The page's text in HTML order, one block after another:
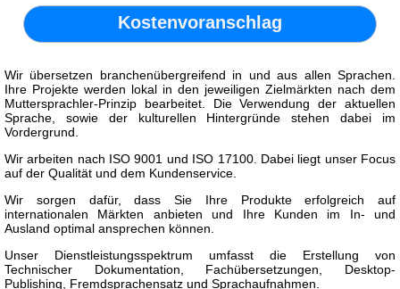
Kostenvoranschlag
Wir übersetzen branchenübergreifend in und aus allen Sprachen.
Ihre Projekte werden lokal in den jeweiligen Zielmärkten nach dem
Muttersprachler-Prinzip bearbeitet. Die Verwendung der aktuellen
Sprache, sowie der kulturellen Hintergründe stehen dabei im
Vordergrund.
Wir arbeiten nach ISO 9001 und ISO 17100. Dabei liegt unser Focus
auf der Qualität und dem Kundenservice.
Wir sorgen dafür, dass Sie Ihre Produkte erfolgreich auf
internationalen Märkten anbieten und Ihre Kunden im In- und
Ausland optimal ansprechen können.
Unser Dienstleistungsspektrum umfasst die Erstellung von
Technischer Dokumentation, Fachübersetzungen, Desktop-
Publishing, Fremdsprachensatz und Sprachaufnahmen.